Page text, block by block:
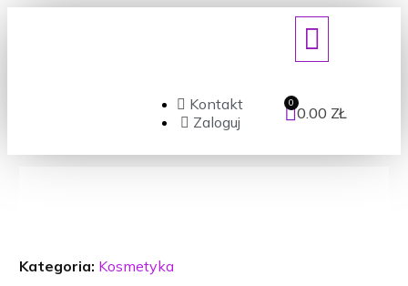
Kontakt
Zaloguj
0.00 ZŁ
Kategoria: Kosmetyka